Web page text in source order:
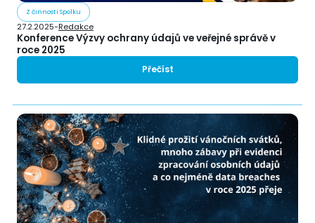
Z činnosti Spolku
27.2.2025-Redakce
Konference Výzvy ochrany údajů ve veřejné správě v
roce 2025
Přečíst